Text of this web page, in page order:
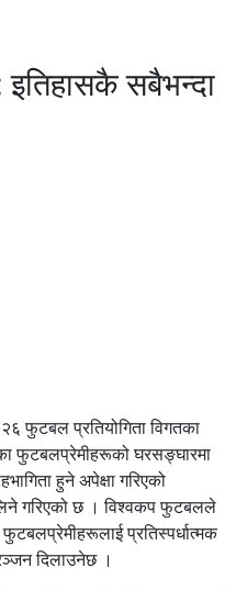
सबैभन्दा
फुटबल प्रतियोगिता विगतका
फुटबलप्रेमीहरूको घरसङ्घारमा
हुने अपेक्षा गरिएको
गरिएको छ । विश्वकप फुटबलले
प्रतिस्पर्धात्मक
दिलाउनेछ ।